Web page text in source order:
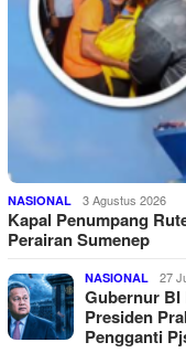
NASIONAL 3 Agustus 2026
Kapal Penumpang
Perairan Sumenep
NASIONAL 27
Gubernur
Presiden
Pengganti